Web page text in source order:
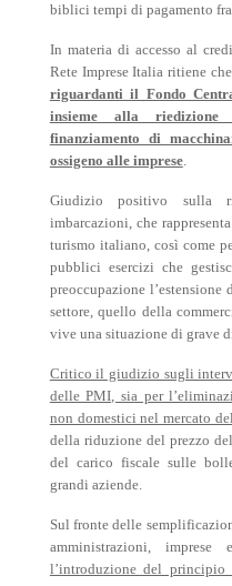
biblici tempi di pagamento
In materia di accesso al
Rete Imprese Italia ritiene che
riguardanti il Fondo
insieme alla
finanziamento di
ossigeno alle imprese.
Giudizio positivo sulla
imbarcazioni, che
turismo italiano, così come
pubblici esercizi che
preoccupazione
settore, quello della
vive una situazione di grave
Critico il giudizio sugli
delle PMI, sia per
non domestici nel mercato
della riduzione del prezzo
del carico fiscale sulle
grandi aziende.
Sul fronte delle
amministrazioni,
l’introduzione del